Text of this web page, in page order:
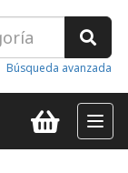
Búsqueda avanzada